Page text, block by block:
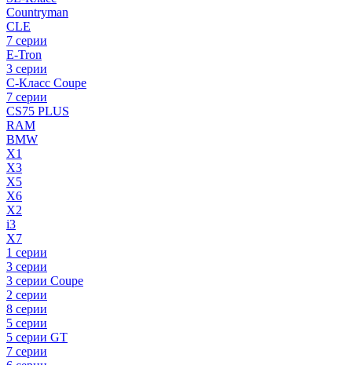
Countryman
CLE
7 серии
E-Tron
3 серии
C-Класс Coupe
7 серии
CS75 PLUS
RAM
BMW
X1
X3
X5
X6
X2
i3
X7
1 серии
3 серии
3 серии Coupe
2 серии
8 серии
5 серии
5 серии GT
7 серии